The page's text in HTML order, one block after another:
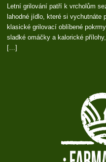
Letní grilování patří k vrcholům
lahodné jídlo, které si vychutnáte
klasické grilovací oblíbené
sladké omáčky a kalorické
[…]